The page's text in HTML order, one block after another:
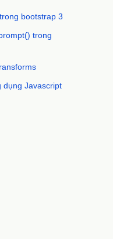
bootstrap 3
trong
dụng Javascript